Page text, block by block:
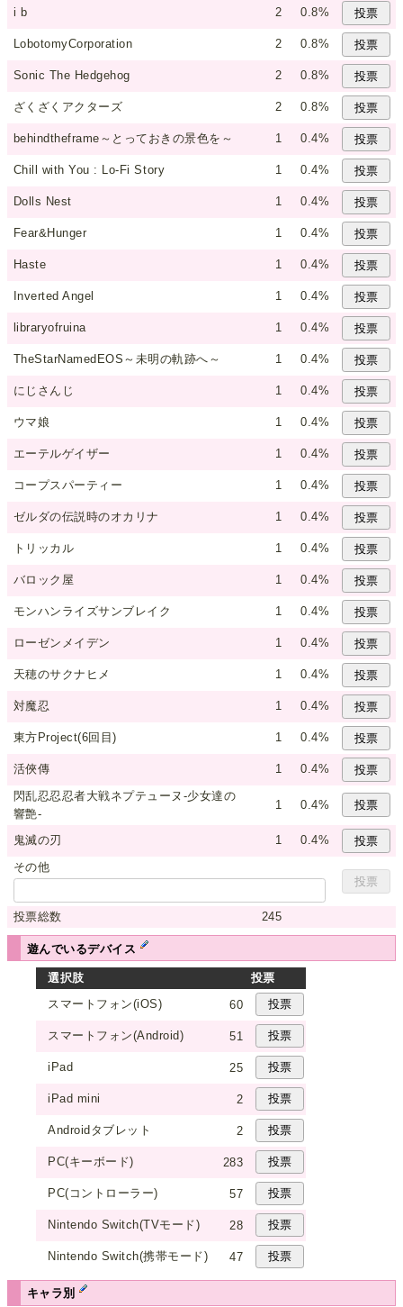
i b 2 0.8%
LobotomyCorporation 2 0.8%
Sonic The Hedgehog 2 0.8%
ざくざくアクターズ 2 0.8%
behindtheframe～とっておきの景色を～ 1 0.4%
Chill with You : Lo-Fi Story 1 0.4%
Dolls Nest 1 0.4%
Fear&Hunger 1 0.4%
Haste 1 0.4%
Inverted Angel 1 0.4%
libraryofruina 1 0.4%
TheStarNamedEOS～未明の軌跡へ～ 1 0.4%
にじさんじ 1 0.4%
ウマ娘 1 0.4%
エーテルゲイザー 1 0.4%
コープスパーティー 1 0.4%
ゼルダの伝説時のオカリナ 1 0.4%
トリッカル 1 0.4%
バロック屋 1 0.4%
モンハンライズサンブレイク 1 0.4%
ローゼンメイデン 1 0.4%
天穂のサクナヒメ 1 0.4%
対魔忍 1 0.4%
東方Project(6回目) 1 0.4%
活俠傳 1
0.4%
閃乱忍忍忍者大戦ネプテューヌ-少女達の
響艶-
1 0.4%
鬼滅の刃 1
0.4%
その他
投票総数 245
遊んでいるデバイス
選択肢
投票
スマートフォン(iOS)
60
スマートフォン(Android) 51
iPad 25
iPad mini 2
Androidタブレット 2
PC(キーボード) 283
PC(コントローラー) 57
Nintendo Switch(TVモード) 28
Nintendo Switch(携帯モード) 47
キャラ別